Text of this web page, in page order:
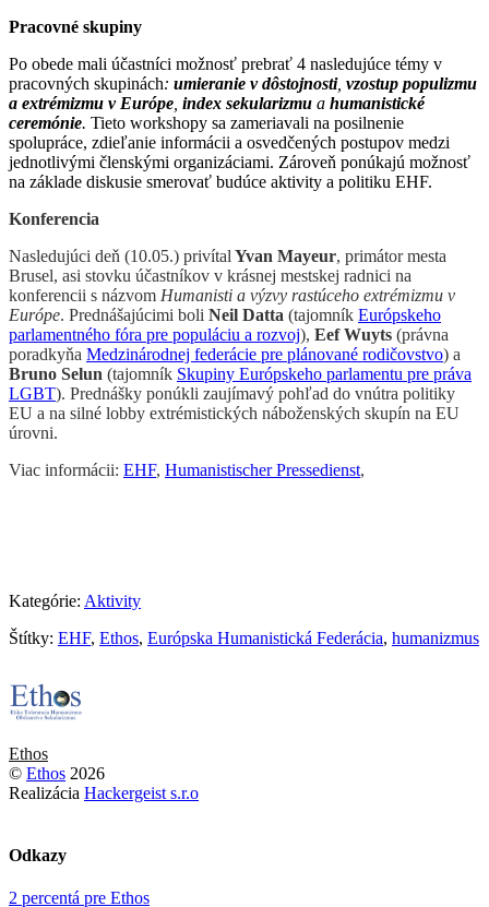
Pracovné skupiny
Po obede mali účastníci možnosť prebrať 4 nasledujúce témy v
pracovných skupinách: umieranie v dôstojnosti, vzostup populizmu
a extrémizmu v Európe index sekularizmu a humanistické
ceremónie. Tieto workshopy sa zameriavali na posilnenie
spolupráce, zdieľanie informácii a osvedčených postupov medzi
jednotlivými členskými organizáciami. Zároveň ponúkajú možnosť
na základe diskusie smerovať budúce aktivity a politiku EHF.
Konferencia
Nasledujúci deň (10.05.) privítal Yvan Mayeur, primátor mesta
Brusel, asi stovku účastníkov v krásnej mestskej radnici na
konferencii s názvom Humanisti a výzvy rastúceho extrémizmu v
Európe. Prednášajúcimi boli Neil Datta (tajomník Európskeho
parlamentného fóra pre populáciu a rozvoj), Eef Wuyts (právna
poradkyňa Medzinárodnej federácie pre plánované rodičovstvo) a
Bruno Selun (tajomník Skupiny Európskeho parlamentu pre práva
LGBT). Prednášky ponúkli zaujímavý pohľad do vnútra politiky
EU a na silné lobby extrémistických náboženských skupín na EU
úrovni.
Viac informácii: EHF, Humanistischer Pressedienst,
Kategórie: Aktivity
Štítky: EHF, Ethos, Európska Humanistická Federácia, humanizmus
Ethos
© Ethos 2026
Realizácia Hackergeist s.r.o
Odkazy
2 percentá pre Ethos